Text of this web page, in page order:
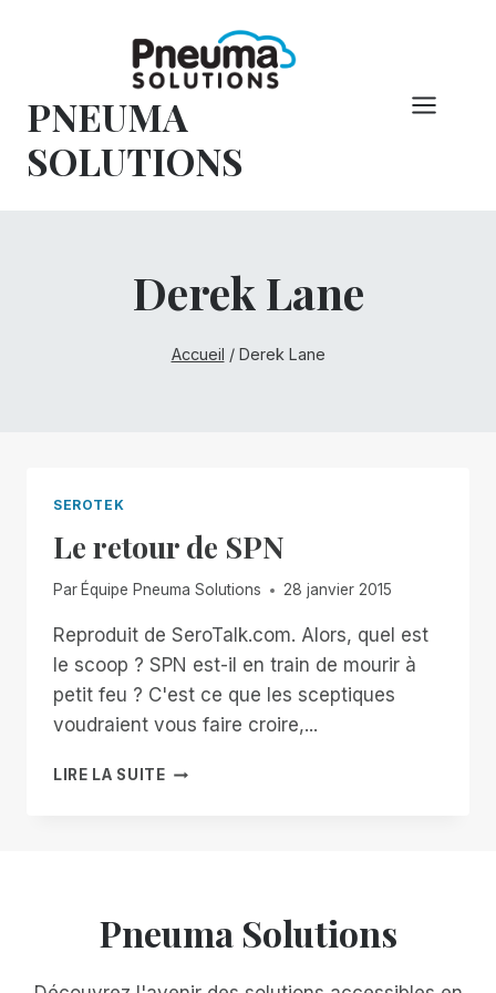
PNEUMA
SOLUTIONS
Derek Lane
Accueil / Derek Lane
SEROTEK
Le retour de SPN
Par Équipe Pneuma Solutions 28 janvier 2015
Reproduit de SeroTalk.com. Alors, quel est
le scoop ? SPN est-il en train de mourir à
petit feu ? C'est ce que les sceptiques
voudraient vous faire croire,...
LIRE LA SUITELE
Pneuma Solutions